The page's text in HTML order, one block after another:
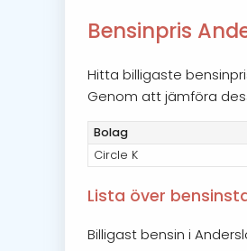
Bensinpris
Hitta billigaste
Genom att jämföra
Bolag
Circle K
Lista över
Billigast bensin i